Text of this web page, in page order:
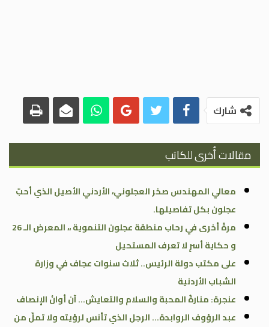
شارك
مقالات أُخرى للكاتب
معالي المهندس صخر العجلوني، الأردني الأصيل الذي أحبَّ
عجلون بكل تفاصيلها.
مرةً أخرى في رحاب منطقة عجلون التنموية ،، المعرض الـ 26
و حكاية أسرٍ لا تعرف المستحيل
على مكتب دولة الرئيس.. ثلاث سنوات عجاف في وزارة
الشباب الأردنية
عنجرة: منارةُ المحبة والسلام والتعايش… آن أوانُ الإنصاف
عبد الرؤوف الروابدة… الرجل الذي تأنس لرؤيته ولا تملّ من